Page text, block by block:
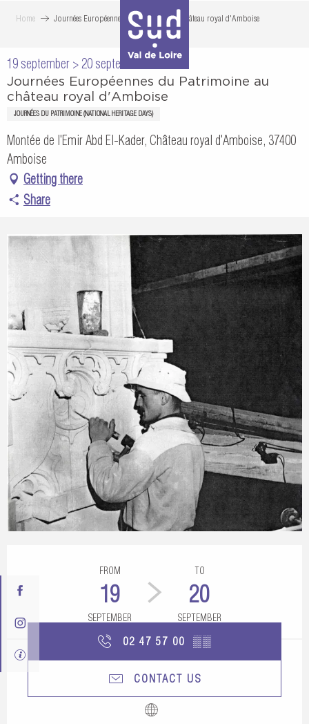
principal
Home Journées Européennes du Patrimoine au château royal d'Amboise
19 september > 20 september
Journées Européennes du Patrimoine au
château royal d'Amboise
JOURNÉES DU PATRIMOINE (NATIONAL HERITAGE DAYS)
Montée de l'Emir Abd El-Kader, Château royal d'Amboise, 37400
Amboise
Getting there
Share
FROM
19
SEPTEMBER
TO
20
SEPTEMBER
02 47 57 00 ▒▒
CONTACT US